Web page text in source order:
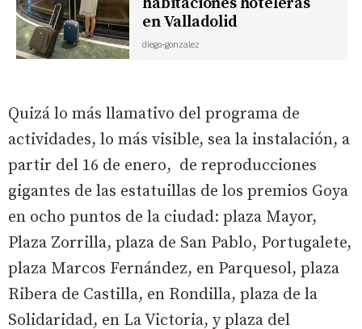
en Valladolid
diego-gonzalez
Quizá lo más llamativo del programa de
actividades, lo más visible, sea la instalación, a
partir del 16 de enero, de reproducciones
gigantes de las estatuillas de los premios Goya
en ocho puntos de la ciudad: plaza Mayor,
Plaza Zorrilla, plaza de San Pablo, Portugalete,
plaza Marcos Fernández, en Parquesol, plaza
Ribera de Castilla, en Rondilla, plaza de la
Solidaridad, en La Victoria, y plaza del